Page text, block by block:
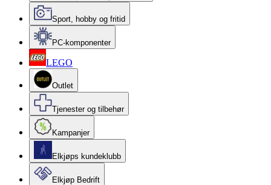
Sport, hobby og fritid
PC-komponenter
LEGO
Outlet
Tjenester og tilbehør
Kampanjer
Elkjøps kundeklubb
Elkjøp Bedrift